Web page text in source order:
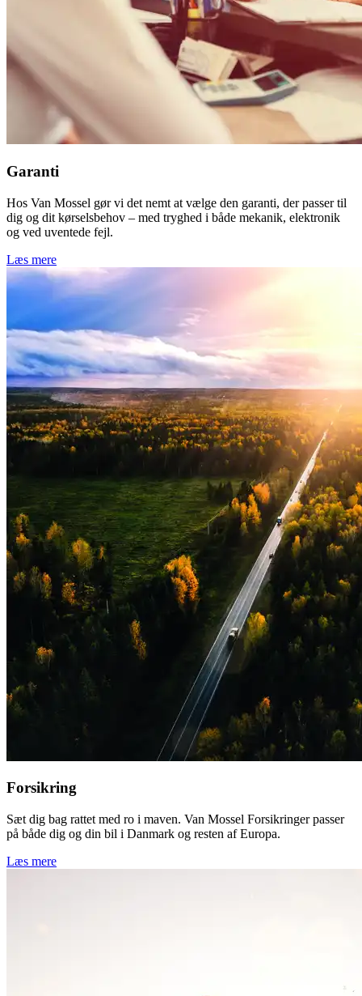
Garanti
Hos Van Mossel gør vi det nemt at vælge den garanti, der passer til
dig og dit kørselsbehov – med tryghed i både mekanik, elektronik
og ved uventede fejl.
Læs mere
Forsikring
Sæt dig bag rattet med ro i maven. Van Mossel Forsikringer passer
på både dig og din bil i Danmark og resten af Europa.
Læs mere